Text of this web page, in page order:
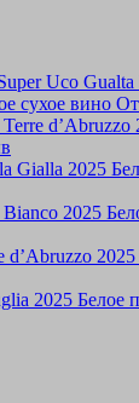
Uco
сухое вино
d’Abruzzo
Gialla 2025
2025
d’Abruzzo
2025 Белое